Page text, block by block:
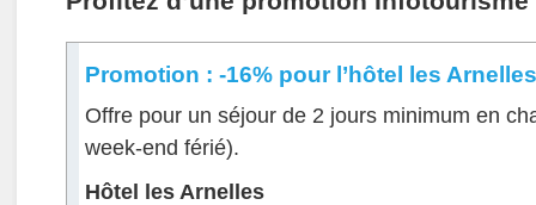
Promotion : -16% pour l’hôtel les Arnelles
Offre pour un séjour de 2 jours minimum en
week-end férié).
Hôtel les Arnelles